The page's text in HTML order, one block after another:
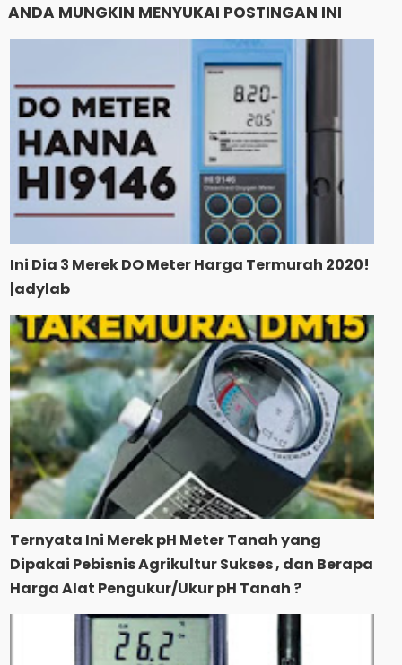
ANDA MUNGKIN MENYUKAI POSTINGAN INI
Ini Dia 3 Merek DO Meter Harga Termurah 2020!
|adylab
Ternyata Ini Merek pH Meter Tanah yang
Dipakai Pebisnis Agrikultur Sukses , dan Berapa
Harga Alat Pengukur/Ukur pH Tanah ?